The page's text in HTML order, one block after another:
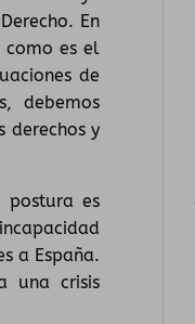
En
como es el
de
debemos
derechos y
postura es
a España.
una crisis